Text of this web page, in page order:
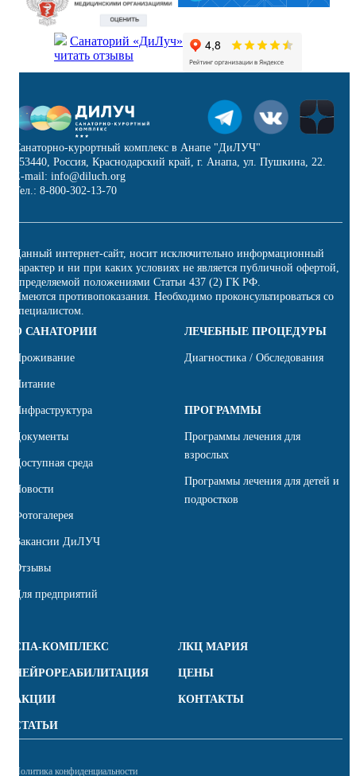
Санаторий «ДиЛуч»
читать отзывы
Санаторно-курортный комплекс в Анапе "ДиЛУЧ"
353440, Россия, Краснодарский край, г. Анапа, ул. Пушкина, 22.
E-mail: info@diluch.org
Тел.: 8-800-302-13-70
Данный интернет-сайт, носит исключительно информационный
характер и ни при каких условиях не является публичной офертой,
определяемой положениями Статьи 437 (2) ГК РФ.
Имеются противопоказания. Необходимо проконсультироваться со
специалистом.
О САНАТОРИИ
Проживание
Питание
Инфраструктура
Документы
Доступная среда
Новости
Фотогалерея
Вакансии ДиЛУЧ
Отзывы
Для предприятий
ЛЕЧЕБНЫЕ ПРОЦЕДУРЫ
Диагностика / Обследования
ПРОГРАММЫ
Программы лечения для
взрослых
Программы лечения для детей и
подростков
СПА-КОМПЛЕКС ЛКЦ МАРИЯ
НЕЙРОРЕАБИЛИТАЦИЯ ЦЕНЫ
АКЦИИ КОНТАКТЫ
СТАТЬИ
Политика конфиденциальности